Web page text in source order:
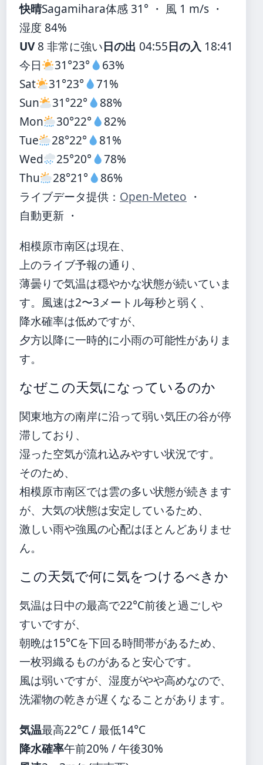
快晴Sagamihara体感 31° ・ 風 1 m/s ・
湿度 84%
UV8 非常に強い日の出 04:55日の入 18:41
今日
31°23°
63%
Sat
31°23°
71%
Sun
31°22°
88%
Mon
30°22°
82%
Tue
28°22°
81%
Wed
25°20°
78%
Thu
28°21°
86%
ライブデータ提供： Open-Meteo ・
自動更新 ・
相模原市南区は現在、
上のライブ予報の通り、
薄曇りで気温は穏やかな状態が続いていま
す。風速は2〜3メートル毎秒と弱く、
降水確率は低めですが、
夕方以降に一時的に小雨の可能性がありま
す。
なぜこの天気になっているのか
関東地方の南岸に沿って弱い気圧の谷が停
滞しており、
湿った空気が流れ込みやすい状況です。
そのため、
相模原市南区では雲の多い状態が続きます
が、大気の状態は安定しているため、
激しい雨や強風の心配はほとんどありませ
ん。
この天気で何に気をつけるべきか
気温は日中の最高で22°C前後と過ごしや
すいですが、
朝晩は15°Cを下回る時間帯があるため、
一枚羽織るものがあると安心です。
風は弱いですが、湿度がやや高めなので、
洗濯物の乾きが遅くなることがあります。
気温最高22°C / 最低14°C
降水確率午前20% / 午後30%